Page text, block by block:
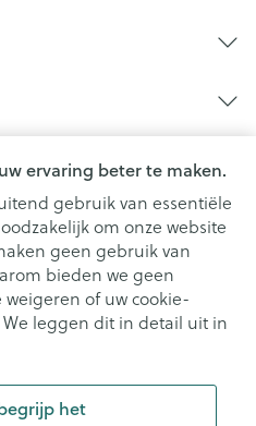
ervaring beter te maken.
gebruik van essentiële
om onze website
geen gebruik van
bieden we geen
of uw cookie-
leggen dit in detail uit in
het